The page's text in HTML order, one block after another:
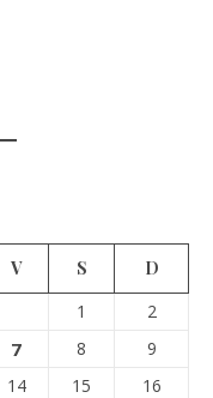
V S
D
1
2
7 8
9
14 15
16